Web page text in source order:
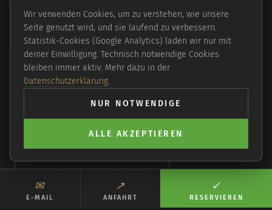
einmal um die Welt.
Moderne vegane Küche in Hamburg-Langenhorn —
global inspiriert, frisch und bodenständig. Abends,
in einem Haus, das man finden muss.
TISCH SICHERN
✉︎
E-MAIL
↗︎
ANFAHRT
✓︎
RESERVIEREN
Wir verwenden Cookies, um zu verstehen, wie unsere
Seite genutzt wird, und sie laufend zu verbessern.
Statistik-Cookies (Google Analytics) laden wir nur mit
deiner Einwilligung. Technisch notwendige Cookies
bleiben immer aktiv. Mehr dazu in der
Datenschutzerklärung.
NUR NOTWENDIGE
ALLE AKZEPTIEREN